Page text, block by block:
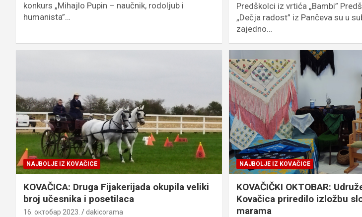
konkurs „Mihajlo Pupin – naučnik, rodoljub i
humanista”…
Predškolci iz vrtića „Bambi”
„Dečja radost” iz Pančeva su u
zajedno…
NAJBOLJE IZ KOVAČICE
KOVAČICA: Druga Fijakerijada okupila veliki
broj učesnika i posetilaca
16. октобар 2023. dakicorama
NAJBOLJE IZ KOVAČICE
KOVAČIČKI OKTOBAR:
Kovačica priredilo izložbu
marama